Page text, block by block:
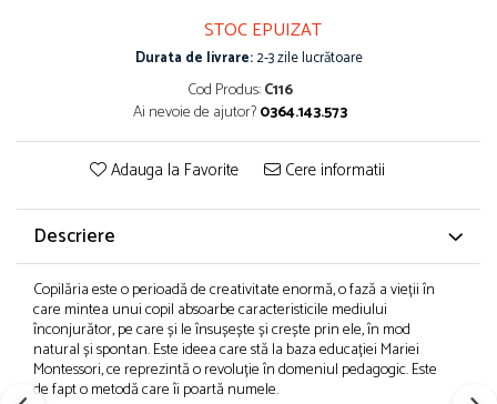
STOC EPUIZAT
Durata de livrare:2-3 zile lucrătoare
Cod Produs:C116
Ai nevoie de ajutor?0364.143.573
Adauga la Favorite Cere informatii
Descriere
Copilăria este o perioadă de creativitate enormă, o fază a vieții în
care mintea unui copil absoarbe caracteristicile mediului
înconjurător, pe care și le însușește și crește prin ele, în mod
natural și spontan. Este ideea care stă la baza educației Mariei
Montessori, ce reprezintă o revoluție în domeniul pedagogic. Este
de fapt o metodă care îi poartă numele.